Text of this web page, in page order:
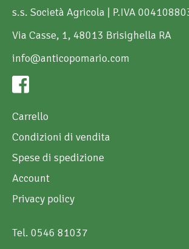
s.s. Società Agricola | P.IVA
Via Casse, 1, 48013 Brisighella RA
info@anticopomario.com
Carrello
Condizioni di vendita
Spese di spedizione
Account
Privacy policy
Tel. 0546 81037